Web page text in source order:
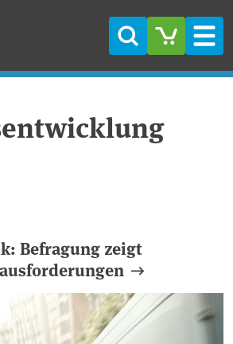
Suche
Befragung zeigt